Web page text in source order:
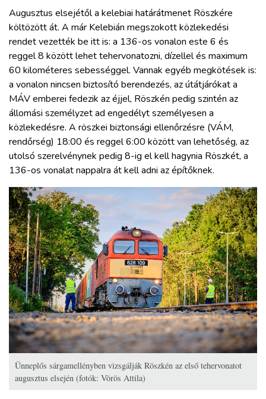
REGISZTRÁCIÓ
Augusztus elsejétől a kelebiai határátmenet Röszkére
költözött át. A már Kelebián megszokott közlekedési
rendet vezették be itt is: a 136-os vonalon este 6 és
reggel 8 között lehet tehervonatozni, dízellel és maximum
60 kilométeres sebességgel. Vannak egyéb megkötések is:
a vonalon nincsen biztosító berendezés, az útátjárókat a
MÁV emberei fedezik az éjjel, Röszkén pedig szintén az
állomási személyzet ad engedélyt személyesen a
közlekedésre. A röszkei biztonsági ellenőrzésre (VÁM,
rendőrség) 18:00 és reggel 6:00 között van lehetőség, az
utolsó szerelvénynek pedig 8-ig el kell hagynia Röszkét, a
136-os vonalat nappalra át kell adni az építőknek.
Ünneplős sárgamellényben vizsgálják Röszkén az első tehervonatot
augusztus elsején (fotók: Vörös Attila)